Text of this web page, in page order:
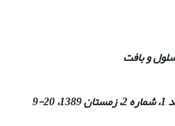
و بافت
20
-
9